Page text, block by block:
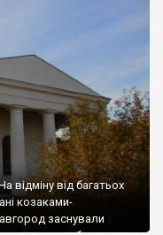
відміну від багатьох
козаками-
заснували